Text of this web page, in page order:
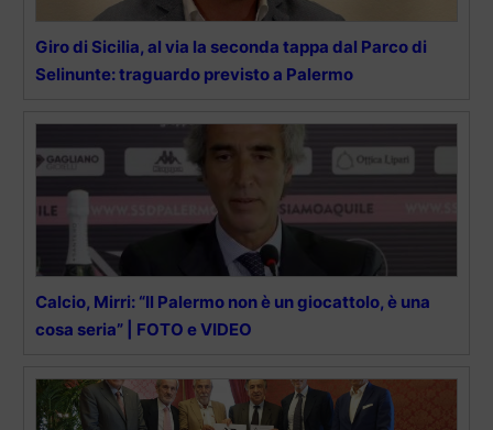
Giro di Sicilia, al via la seconda tappa dal Parco di
Selinunte: traguardo previsto a Palermo
Calcio, Mirri: “Il Palermo non è un giocattolo, è una
cosa seria” | FOTO e VIDEO